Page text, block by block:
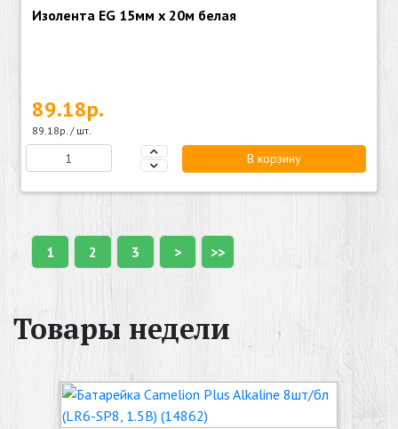
Изолента EG 15мм х 20м белая
89.18р.
89.18р. / шт.
В корзину
1 2 3 > >>
Товары недели